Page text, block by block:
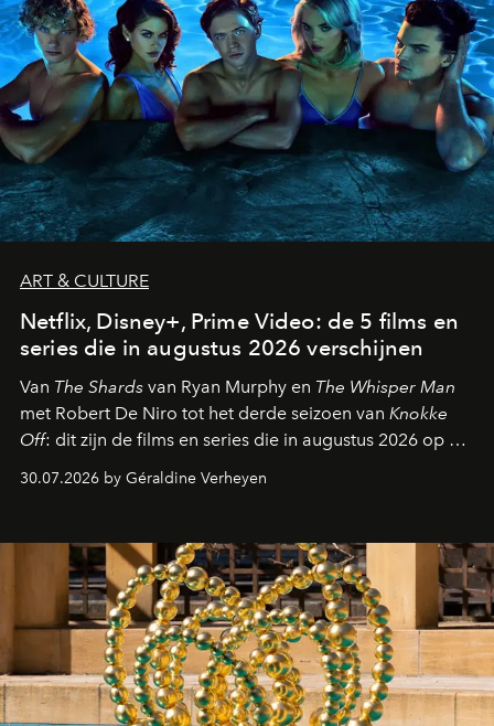
ART & CULTURE
Netflix, Disney+, Prime Video: de 5 films en
series die in augustus 2026 verschijnen
Van The Shards van Ryan Murphy en The Whisper Man
met Robert De Niro tot het derde seizoen van Knokke
Off: dit zijn de films en series die in augustus 2026 op de
30.07.2026 by Géraldine Verheyen